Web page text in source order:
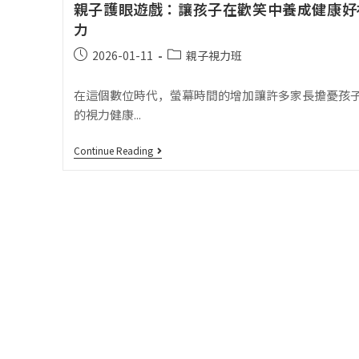
親子護眼遊戲：讓孩子在歡笑中養成健康
力
2026-01-11 親子視力班
在這個數位時代，螢幕時間的增加讓許多家長擔憂孩
的視力健康...
Continue Reading